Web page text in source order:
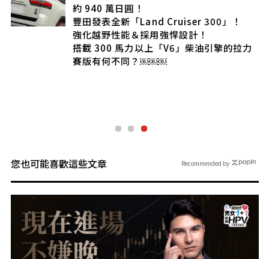
約 940 萬日圓！
豐田發表全新「Land Cruiser 300」！
強化越野性能＆採用強悍設計！
搭載 300 馬力以上「V6」柴油引擎的拉力
賽版有何不同？￼￼￼
您也可能喜歡這些文章 Recommended by